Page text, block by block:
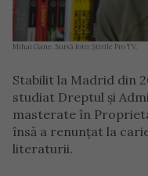
Mihai Gane. Sursă foto: Știrile Pro TV.
Stabilit la Madrid din
studiat Dreptul și
masterate în
însă a renunțat la
literaturii.